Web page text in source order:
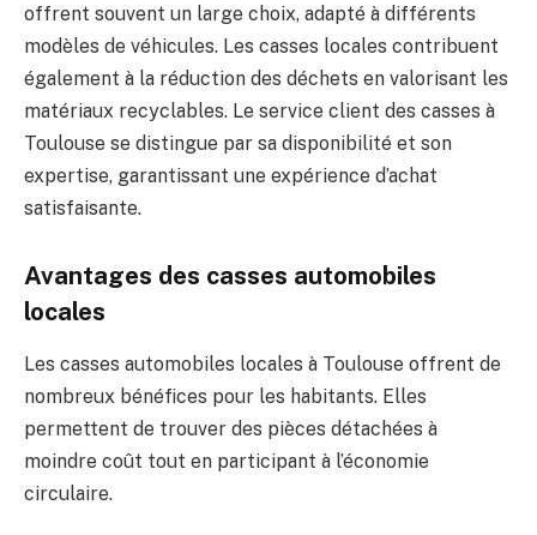
offrent souvent un large choix, adapté à différents
modèles de véhicules. Les casses locales contribuent
également à la réduction des déchets en valorisant les
matériaux recyclables. Le service client des casses à
Toulouse se distingue par sa disponibilité et son
expertise, garantissant une expérience d’achat
satisfaisante.
Avantages des casses automobiles
locales
Les casses automobiles locales à Toulouse offrent de
nombreux bénéfices pour les habitants. Elles
permettent de trouver des pièces détachées à
moindre coût tout en participant à l’économie
circulaire.